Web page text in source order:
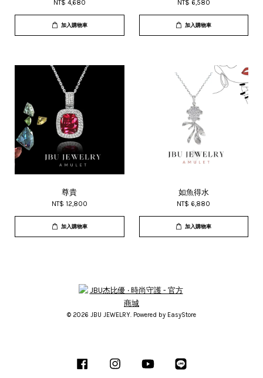
NT$ 4,680
加入購物車
NT$ 6,580
加入購物車
尊貴
NT$ 12,800
加入購物車
如魚得水
NT$ 6,880
加入購物車
© 2026 JBU JEWELRY. Powered by EasyStore
Facebook Instagram YouTube